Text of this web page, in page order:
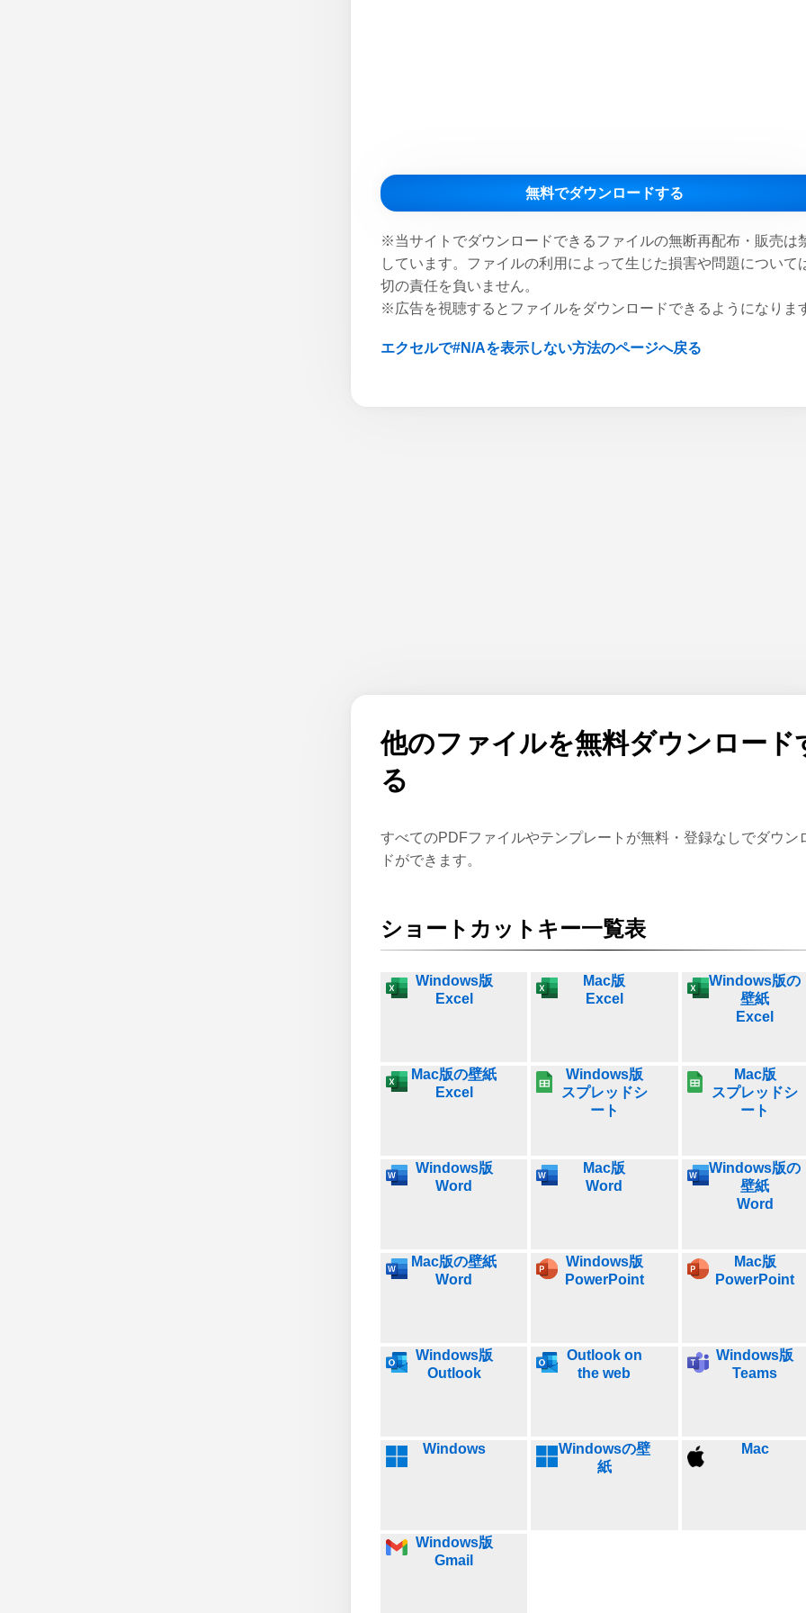
無料でダウンロードする
※当サイトでダウンロードできるファイルの無断再配布・販売は
しています。ファイルの利用によって生じた損害や問題について
切の責任を負いません。
※広告を視聴するとファイルをダウンロードできるようになりま
エクセルで#N/Aを表示しない方法のページへ戻る
他のファイルを無料ダウンロード
る
すべてのPDFファイルやテンプレートが無料・登録なしでダウン
ドができます。
ショートカットキー一覧表
Windows版
Excel
Mac版
Excel
Windows版の
壁紙
Excel
Mac版の壁紙
Excel
Windows版
スプレッドシ
ート
Mac版
スプレッドシ
ート
Windows版
Word
Mac版
Word
Windows版の
壁紙
Word
Mac版の壁紙
Word
Windows版
PowerPoint
Mac版
PowerPoint
Windows版
Outlook
Outlook on
the web
Windows版
Teams
Windows
Windowsの壁
紙
Mac
Windows版
Gmail